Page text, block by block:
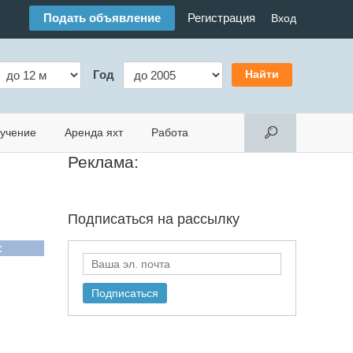
Подать объявление Регистрация Вход
Год
Аренда яхт Работа
Реклама:
Подписаться на рассылку